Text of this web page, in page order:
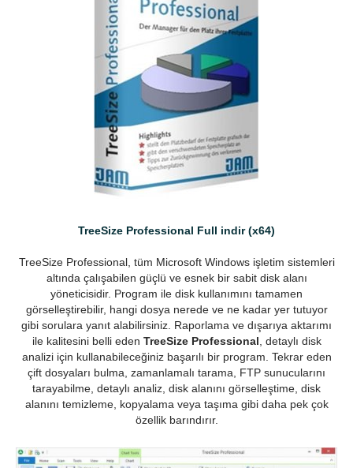
TreeSize Professional Full indir (x64)
TreeSize Professional, tüm Microsoft Windows işletim sistemleri
altında çalışabilen güçlü ve esnek bir sabit disk alanı
yöneticisidir. Program ile disk kullanımını tamamen
görselleştirebilir, hangi dosya nerede ve ne kadar yer tutuyor
gibi sorulara yanıt alabilirsiniz. Raporlama ve dışarıya aktarımı
ile kalitesini belli eden TreeSize Professional , detaylı disk
analizi için kullanabileceğiniz başarılı bir program. Tekrar eden
çift dosyaları bulma, zamanlamalı tarama, FTP sunucularını
tarayabilme, detaylı analiz, disk alanını görselleştime, disk
alanını temizleme, kopyalama veya taşıma gibi daha pek çok
özellik barındırır.